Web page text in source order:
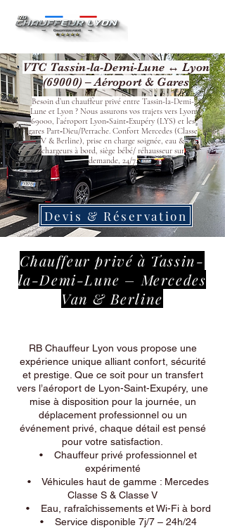
VTC Tassin-la-Demi-Lune ↔ Lyon
(69000) – Aéroport & Gares
Besoin d’un chauffeur privé entre Tassin-la-Demi-
Lune et Lyon ? Nous assurons vos trajets vers Lyon
69000, l’aéroport Lyon‑Saint‑Exupéry (LYS) et les
gares Part‑Dieu/Perrache. Confort Mercedes (Classe
V & Berline), prise en charge soignée, eau &
chargeurs à bord, siège bébé/ réhausseur sur
demande, 24/7.
Devis & Réservation
Chauffeur privé à Tassin-
la-Demi-Lune – Mercedes
Van & Berline
RB Chauffeur Lyon vous propose une
expérience unique alliant confort, sécurité
et prestige. Que ce soit pour un transfert
vers l’aéroport de Lyon-Saint-Exupéry, une
mise à disposition pour la journée, un
déplacement professionnel ou un
événement privé, chaque détail est pensé
pour votre satisfaction.
• Chauffeur privé professionnel et
expérimenté
• Véhicules haut de gamme : Mercedes
Classe S & Classe V
• Eau, rafraîchissements et Wi-Fi à bord
• Service disponible 7j/7 – 24h/24